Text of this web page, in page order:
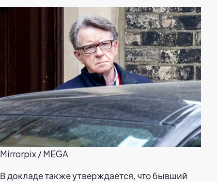
Mirrorpix / MEGA
В докладе также утверждается, что бывший